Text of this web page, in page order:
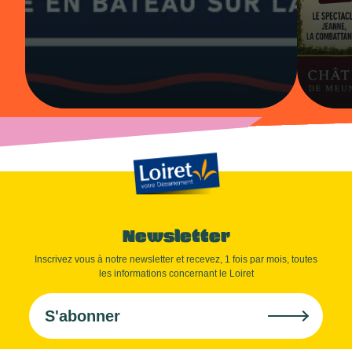
Newsletter
Inscrivez vous à notre newsletter et recevez, 1 fois par mois, toutes
les informations concernant le Loiret
S'abonner